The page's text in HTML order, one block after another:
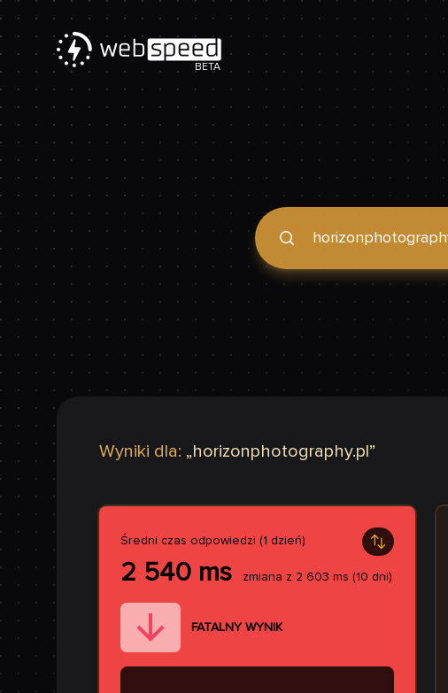
BETA
Podaj domenę, by sprawdzić,
Wyniki dla: „horizonphotography.pl ”
Średni czas odpowiedzi (1 dzień)
2 540 ms zmiana z 2 603 ms (10 dni)
FATALNY WYNIK